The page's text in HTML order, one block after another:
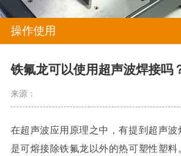
操作使用
铁氟龙可以使用超声波焊接吗
来源：
在超声波应用原理之中，有提到超声波
是可熔接除铁氟龙以外的热可塑性塑